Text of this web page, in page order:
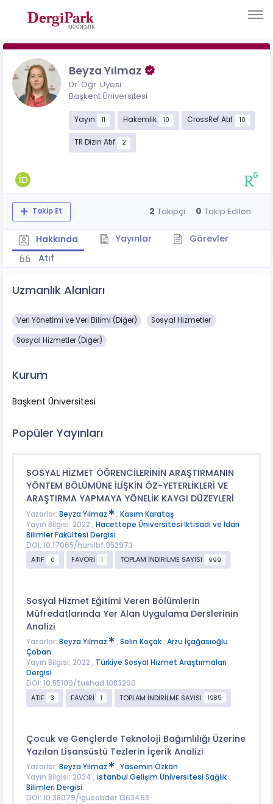
Beyza Yılmaz
Dr. Öğr. Üyesi
Başkent Üniversitesi
Yayın 11 Hakemlik 10 CrossRef Atıf 10
TR Dizin Atıf 2
Takip Et 2 Takipçi 0 Takip Edilen
Hakkında Yayınlar
Görevler
Atıf
Uzmanlık Alanları
Veri Yönetimi ve Veri Bilimi (Diğer) Sosyal Hizmetler
Sosyal Hizmetler (Diğer)
Kurum
Başkent Üniversitesi
Popüler Yayınları
SOSYAL HİZMET ÖĞRENCİLERİNİN ARAŞTIRMANIN
YÖNTEM BÖLÜMÜNE İLİŞKİN ÖZ-YETERLİKLERİ VE
ARAŞTIRMA YAPMAYA YÖNELİK KAYGI DÜZEYLERİ
Yazarlar: Beyza Yılmaz , Kasım Karataş
Yayın Bilgisi: 2022 , Hacettepe Üniversitesi İktisadi ve İdari
Bilimler Fakültesi Dergisi
DOI: 10.17065/huniibf.952973
ATIF
0 FAVORİ 1 TOPLAM İNDİRİLME SAYISI 999
Sosyal Hizmet Eğitimi Veren Bölümlerin
Müfredatlarında Yer Alan Uygulama Derslerinin
Analizi
Yazarlar: Beyza Yılmaz , Selin Koçak, Arzu İçağasıoğlu
Çoban
Yayın Bilgisi: 2022 , Türkiye Sosyal Hizmet Araştırmaları
Dergisi
DOI: 10.55109/tushad.1083290
ATIF
3 FAVORİ 1 TOPLAM İNDİRİLME SAYISI 1985
Çocuk ve Gençlerde Teknoloji Bağımlılığı Üzerine
Yazılan Lisansüstü Tezlerin İçerik Analizi
Yazarlar: Beyza Yılmaz , Yasemin Özkan
Yayın Bilgisi: 2024 , İstanbul Gelişim Üniversitesi Sağlık
Bilimleri Dergisi
DOI: 10.38079/igusabder.1363493